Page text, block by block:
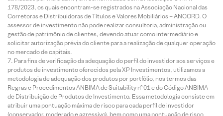
178/2023, os quais encontram-se registrados na Associação Nacional das
Corretoras e Distribuidoras de Títulos e Valores Mobiliários – ANCORD. O
assessor de investimento não pode realizar consultoria, administração ou
gestão de patrimônio de clientes, devendo atuar como intermediário e
solicitar autorização prévia do cliente para a realização de qualquer operação
no mercado de capitais.
Para fins de verificação da adequação do perfil do investidor aos serviços e
produtos de investimento oferecidos pela XP Investimentos, utilizamos a
metodologia de adequação dos produtos por portfólio, nos termos das
Regras e Procedimentos ANBIMA de Suitability nº 01 e do Código ANBIMA
de Distribuição de Produtos de Investimento. Essa metodologia consiste em
atribuir uma pontuação máxima de risco para cada perfil de investidor
(conservador, moderado e agressivo), bem como uma pontuação de risco